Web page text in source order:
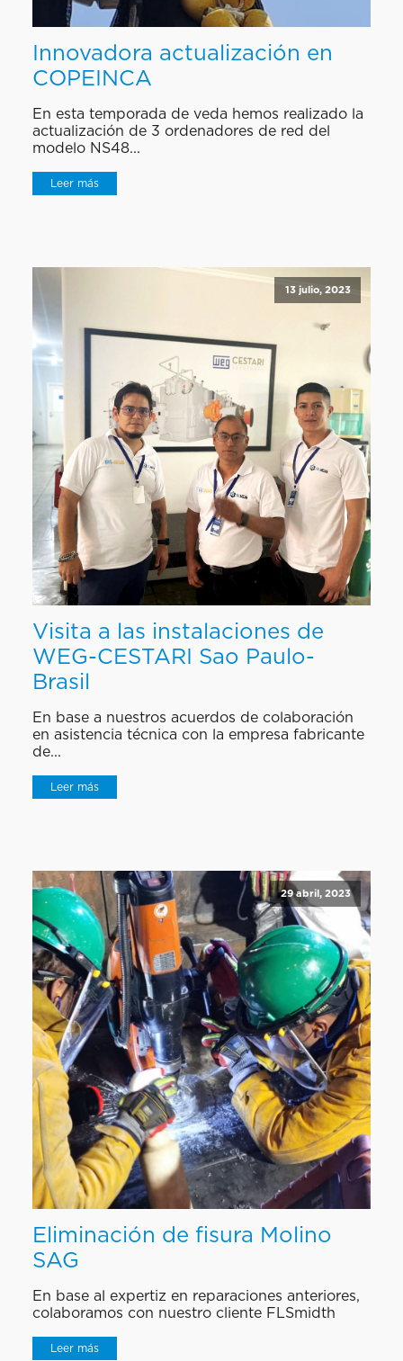
Innovadora actualización en
COPEINCA
En esta temporada de veda hemos realizado la
actualización de 3 ordenadores de red del
modelo NS48...
Leer más
13 julio, 2023
Visita a las instalaciones de
WEG-CESTARI Sao Paulo-
Brasil
En base a nuestros acuerdos de colaboración
en asistencia técnica con la empresa fabricante
de...
Leer más
29 abril, 2023
Eliminación de fisura Molino
SAG
En base al expertiz en reparaciones anteriores,
colaboramos con nuestro cliente FLSmidth
Leer más